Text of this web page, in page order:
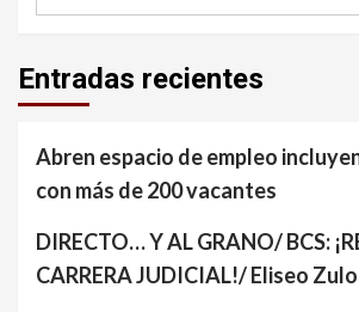
Entradas recientes
Abren espacio de empleo
con más de 200 vacantes
DIRECTO… Y AL GRANO/ BCS:
CARRERA JUDICIAL!/ Eliseo